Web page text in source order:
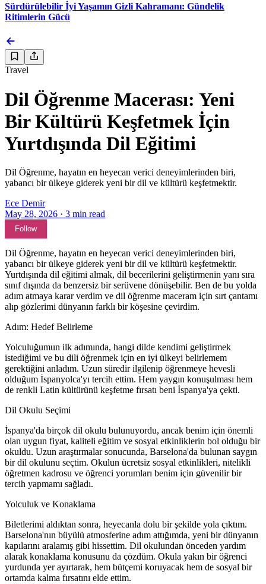
Sürdürülebilir İyi Yaşamın Gizli Kahramanı: Gündelik
Ritimlerin Gücü
Travel
Dil Öğrenme Macerası: Yeni
Bir Kültürü Keşfetmek İçin
Yurtdışında Dil Eğitimi
Dil Öğrenme, hayatın en heyecan verici deneyimlerinden biri,
yabancı bir ülkeye giderek yeni bir dil ve kültürü keşfetmektir.
Ece Demir
May 28, 2026 · 3 min read
Follow
Dil Öğrenme, hayatın en heyecan verici deneyimlerinden biri,
yabancı bir ülkeye giderek yeni bir dil ve kültürü keşfetmektir.
Yurtdışında dil eğitimi almak, dil becerilerini geliştirmenin yanı sıra
sınıf dışında da benzersiz bir serüvene dönüşebilir. Ben de bu yolda
adım atmaya karar verdim ve dil öğrenme maceram için sırt çantamı
alıp gözlerimi dünyanın farklı bir köşesine çevirdim.
Adım: Hedef Belirleme
Yolculuğumun ilk adımında, hangi dilde kendimi geliştirmek
istediğimi ve bu dili öğrenmek için en iyi ülkeyi belirlemem
gerektiğini anladım. Uzun süredir ilgilenip öğrenmeye hevesli
olduğum İspanyolca'yı tercih ettim. Hem yaygın konuşulması hem
de renkli Latin kültürünü keşfetme fırsatı beni İspanya'ya çekti.
Dil Okulu Seçimi
İspanya'da birçok dil okulu bulunuyordu, ancak benim için önemli
olan uygun fiyat, kaliteli eğitim ve sosyal etkinliklerin bol olduğu bir
okuldu. Uzun araştırmalar sonucunda, Barselona'da bulunan saygın
bir dil okulunu seçtim. Okulun ücretsiz sosyal etkinlikleri, nitelikli
öğretmen kadrosu ve öğrenci yorumları benim için güvenilir bir
tercih yapmamı sağladı.
Yolculuk ve Konaklama
Biletlerimi aldıktan sonra, heyecanla dolu bir şekilde yola çıktım.
Barselona'nın büyülü atmosferine adım attığımda, yeni bir dünyanın
kapılarını aralamış gibi hissettim. Dil okulundan önceden yardım
alarak konaklama konusunu da çözdüm. Okula yakın bir öğrenci
yurdunda yer ayırtarak, hem bütçemi koruyacak hem de sosyal bir
ortamda kalma fırsatını elde ettim.